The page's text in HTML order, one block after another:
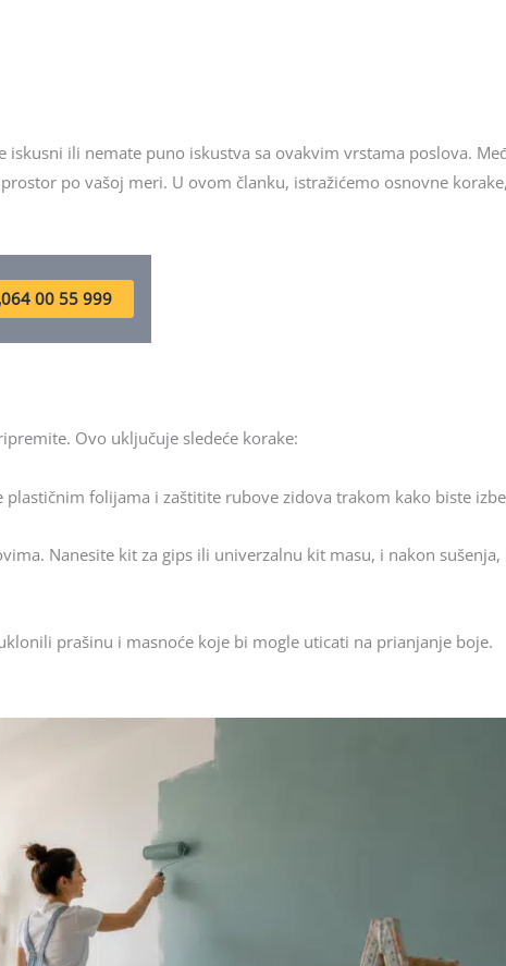
ili nemate puno iskustva sa ovakvim vrstama poslova.
po vašoj meri. U ovom članku, istražićemo osnovne
064 00 55 999
Ovo uključuje sledeće korake:
folijama i zaštitite rubove zidova trakom kako biste
Nanesite kit za gips ili univerzalnu kit masu, i nakon
prašinu i masnoće koje bi mogle uticati na prianjanje boje.